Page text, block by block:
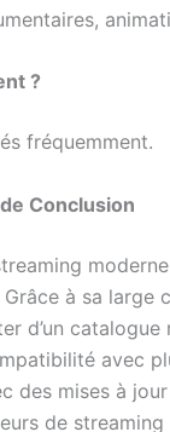
?
fréquemment.
Conclusion
à sa large
d’un
avec
des mises à
de